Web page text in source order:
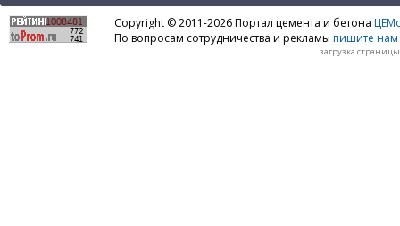
Copyright © 2011-2026 Портал цемента и бетона
По вопросам сотрудничества и рекламы пишите нам
загрузка